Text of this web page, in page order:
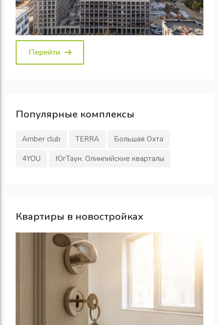
Перейти
Популярные комплексы
Amber club TERRA
Большая Охта
4YOU
ЮгТаун. Олимпийские кварталы
Квартиры в новостройках